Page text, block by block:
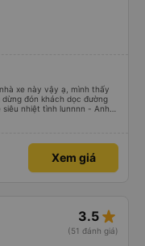
xe này vậy ạ, mình thấy
nhiệt tình lunnnn - Anh
là
Xem giá
3.5 star_rate
(51 đánh giá)